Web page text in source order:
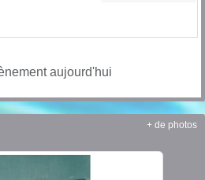
aujourd'hui
+ de photos